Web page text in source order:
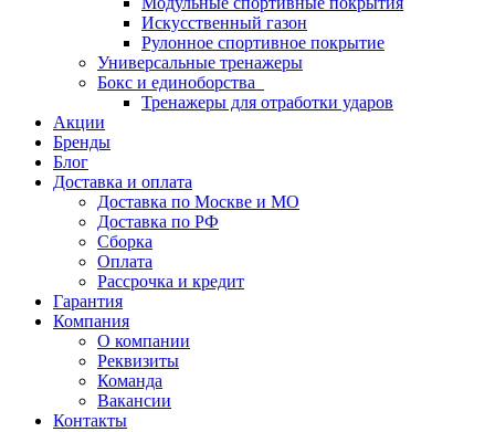
Искусственный газон
Рулонное спортивное покрытие
Универсальные тренажеры
Бокс и единоборства
Тренажеры для отработки ударов
Акции
Бренды
Блог
Доставка и оплата
Доставка по Москве и МО
Доставка по РФ
Сборка
Оплата
Рассрочка и кредит
Гарантия
Компания
О компании
Реквизиты
Команда
Вакансии
Контакты